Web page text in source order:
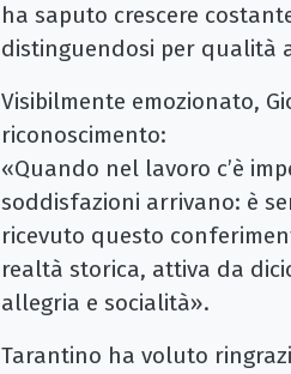
ha saputo crescere
distinguendosi per qualità
Visibilmente emozionato,
riconoscimento:
«Quando nel lavoro c’è
soddisfazioni arrivano: è
ricevuto questo
realtà storica, attiva da
allegria e socialità».
Tarantino ha voluto